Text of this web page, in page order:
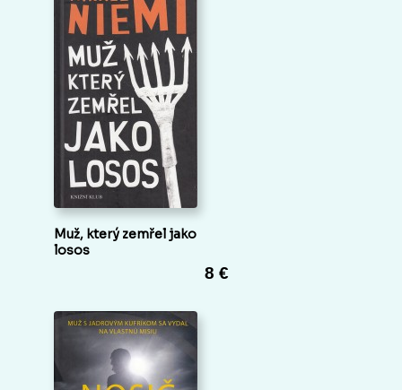
Muž, který zemřel jako
losos
8 €